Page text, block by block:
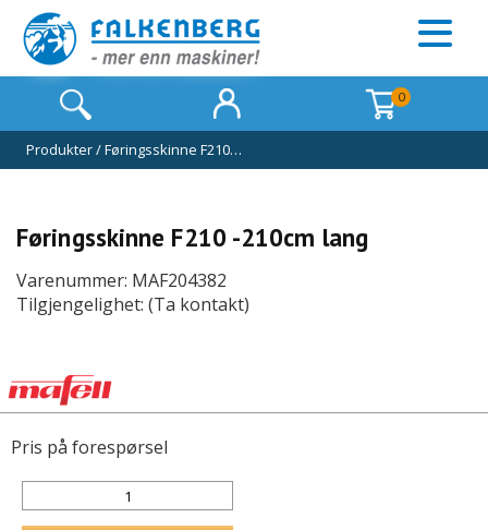
0
Produkter/Føringsskinne F210…
Føringsskinne F210 -210cm lang
Varenummer: MAF204382
Tilgjengelighet: (Ta kontakt)
Pris på forespørsel